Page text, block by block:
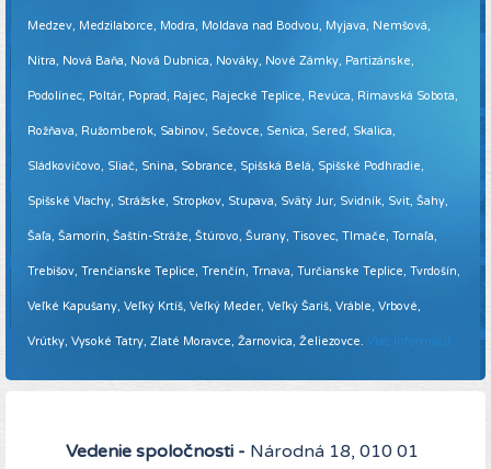
Medzev, Medzilaborce, Modra, Moldava nad Bodvou, Myjava, Nemšová,
Nitra, Nová Baňa, Nová Dubnica, Nováky, Nové Zámky, Partizánske,
Podolínec, Poltár, Poprad, Rajec, Rajecké Teplice, Revúca, Rimavská Sobota,
Rožňava, Ružomberok, Sabinov, Sečovce, Senica, Sereď, Skalica,
Sládkovičovo, Sliač, Snina, Sobrance, Spišská Belá, Spišské Podhradie,
Spišské Vlachy, Strážske, Stropkov, Stupava, Svätý Jur, Svidník, Svit, Šahy,
Šaľa, Šamorín, Šaštín-Stráže, Štúrovo, Šurany, Tisovec, Tlmače, Tornaľa,
Trebišov, Trenčianske Teplice, Trenčín, Trnava, Turčianske Teplice, Tvrdošín,
Veľké Kapušany, Veľký Krtíš, Veľký Meder, Veľký Šariš, Vráble, Vrbové,
Vrútky, Vysoké Tatry, Zlaté Moravce, Žarnovica, Želiezovce. Viac informácií ...
Vedenie spoločnosti - Národná 18, 010 01